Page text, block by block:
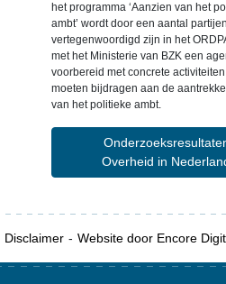
het programma ‘Aanzien van het
ambt’ wordt door een aantal
vertegenwoordigd zijn in het
met het Ministerie van BZK een
voorbereid met concrete
moeten bijdragen aan de
van het politieke ambt.
Overheid in
Disclaimer Website door Encore